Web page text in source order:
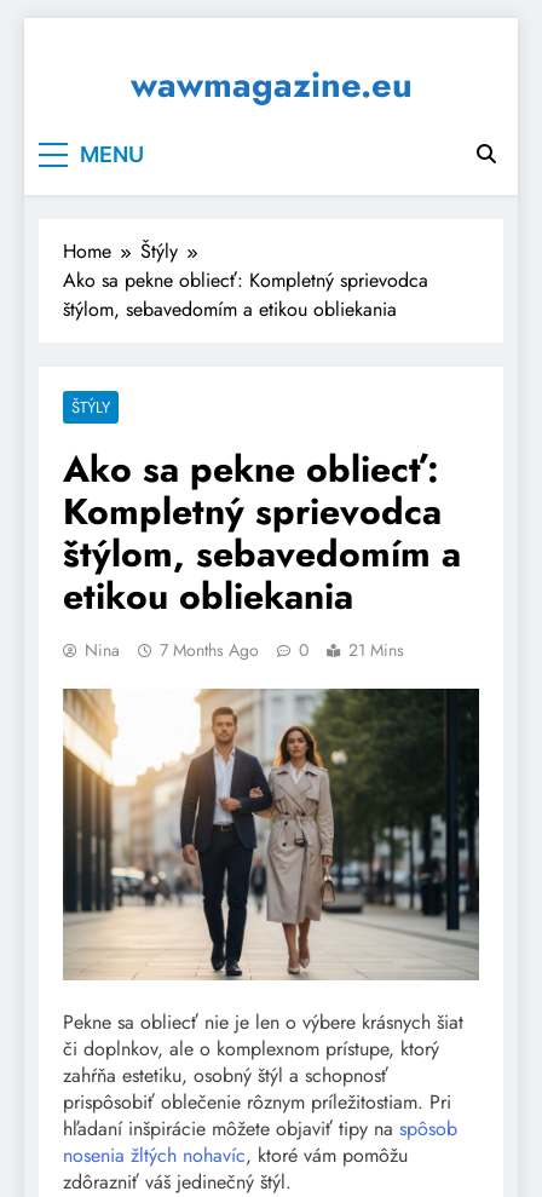
wawmagazine.eu
MENU
Home
Štýly
Ako sa pekne obliecť: Kompletný sprievodca
štýlom, sebavedomím a etikou obliekania
ŠTÝLY
Ako sa pekne obliecť:
Kompletný sprievodca
štýlom, sebavedomím a
etikou obliekania
Nina 7 Months Ago 0 21 Mins
Pekne sa obliecť nie je len o výbere krásnych šiat
či doplnkov, ale o komplexnom prístupe, ktorý
zahŕňa estetiku, osobný štýl a schopnosť
prispôsobiť oblečenie rôznym príležitostiam. Pri
hľadaní inšpirácie môžete objaviť tipy na spôsob
nosenia žltých nohavíc, ktoré vám pomôžu
zdôrazniť váš jedinečný štýl.